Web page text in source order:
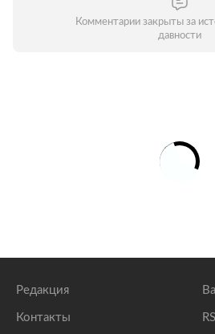
Комментарии закрыты за
давности
Редакция
Контакты